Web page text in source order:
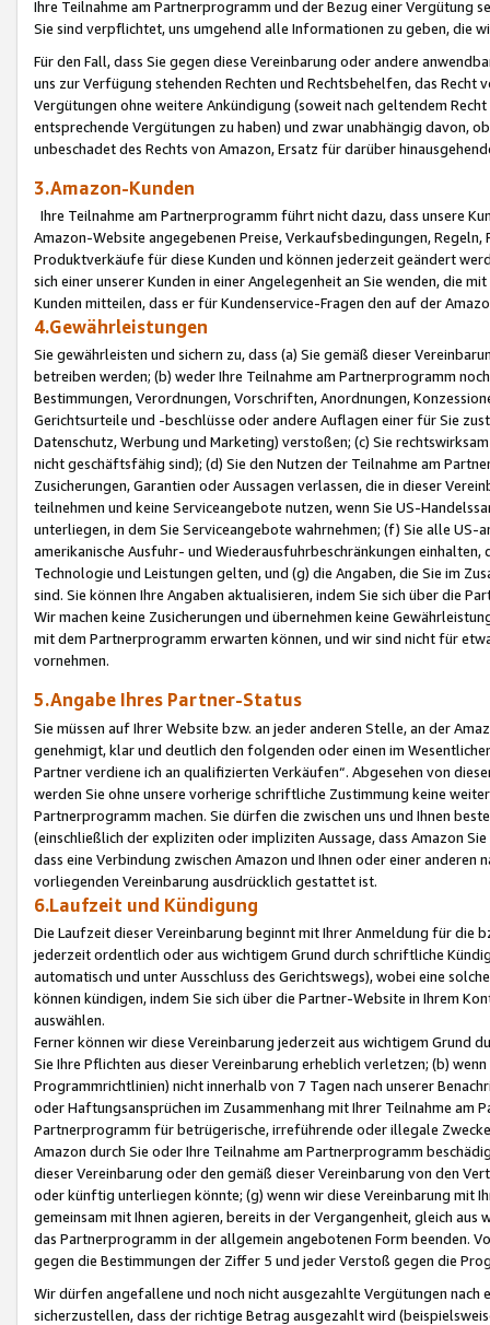
Ihre Teilnahme am Partnerprogramm und der Bezug einer Vergütung
Sie sind verpflichtet, uns umgehend alle Informationen zu geben, die
Für den Fall, dass Sie gegen diese Vereinbarung oder andere
uns zur Verfügung stehenden Rechten und Rechtsbehelfen, das
Vergütungen ohne weitere Ankündigung (soweit nach geltendem
entsprechende Vergütungen zu haben) und zwar unabhängig davon,
unbeschadet des Rechts von Amazon, Ersatz für darüber
3.Amazon-Kunden
Ihre Teilnahme am Partnerprogramm führt nicht dazu, dass unsere
Amazon-Website angegebenen Preise, Verkaufsbedingungen,
Produktverkäufe für diese Kunden und können jederzeit geändert
sich einer unserer Kunden in einer Angelegenheit an Sie wenden, die
Kunden mitteilen, dass er für Kundenservice-Fragen den auf der
4.Gewährleistungen
Sie gewährleisten und sichern zu, dass (a) Sie gemäß dieser
betreiben werden; (b) weder Ihre Teilnahme am Partnerprogramm
Bestimmungen, Verordnungen, Vorschriften, Anordnungen,
Gerichtsurteile und -beschlüsse oder andere Auflagen einer für Sie
Datenschutz, Werbung und Marketing) verstoßen; (c) Sie
nicht geschäftsfähig sind); (d) Sie den Nutzen der Teilnahme am
Zusicherungen, Garantien oder Aussagen verlassen, die in dieser
teilnehmen und keine Serviceangebote nutzen, wenn Sie US-
unterliegen, in dem Sie Serviceangebote wahrnehmen; (f) Sie alle
amerikanische Ausfuhr- und Wiederausfuhrbeschränkungen
Technologie und Leistungen gelten, und (g) die Angaben, die Sie im
sind. Sie können Ihre Angaben aktualisieren, indem Sie sich über die
Wir machen keine Zusicherungen und übernehmen keine
mit dem Partnerprogramm erwarten können, und wir sind nicht für
vornehmen.
5.Angabe Ihres Partner-Status
Sie müssen auf Ihrer Website bzw. an jeder anderen Stelle, an der
genehmigt, klar und deutlich den folgenden oder einen im
Partner verdiene ich an qualifizierten Verkäufen“. Abgesehen von
werden Sie ohne unsere vorherige schriftliche Zustimmung keine
Partnerprogramm machen. Sie dürfen die zwischen uns und Ihnen
(einschließlich der expliziten oder impliziten Aussage, dass Amazon
dass eine Verbindung zwischen Amazon und Ihnen oder einer
vorliegenden Vereinbarung ausdrücklich gestattet ist.
6.Laufzeit und Kündigung
Die Laufzeit dieser Vereinbarung beginnt mit Ihrer Anmeldung für die
jederzeit ordentlich oder aus wichtigem Grund durch schriftliche
automatisch und unter Ausschluss des Gerichtswegs), wobei eine
können kündigen, indem Sie sich über die Partner-Website in Ihrem
auswählen.
Ferner können wir diese Vereinbarung jederzeit aus wichtigem Grund
Sie Ihre Pflichten aus dieser Vereinbarung erheblich verletzen; (b)
Programmrichtlinien) nicht innerhalb von 7 Tagen nach unserer
oder Haftungsansprüchen im Zusammenhang mit Ihrer Teilnahme am
Partnerprogramm für betrügerische, irreführende oder illegale
Amazon durch Sie oder Ihre Teilnahme am Partnerprogramm
dieser Vereinbarung oder den gemäß dieser Vereinbarung von den
oder künftig unterliegen könnte; (g) wenn wir diese Vereinbarung mit
gemeinsam mit Ihnen agieren, bereits in der Vergangenheit, gleich
das Partnerprogramm in der allgemein angebotenen Form beenden.
gegen die Bestimmungen der Ziffer 5 und jeder Verstoß gegen die
Wir dürfen angefallene und noch nicht ausgezahlte Vergütungen
sicherzustellen, dass der richtige Betrag ausgezahlt wird